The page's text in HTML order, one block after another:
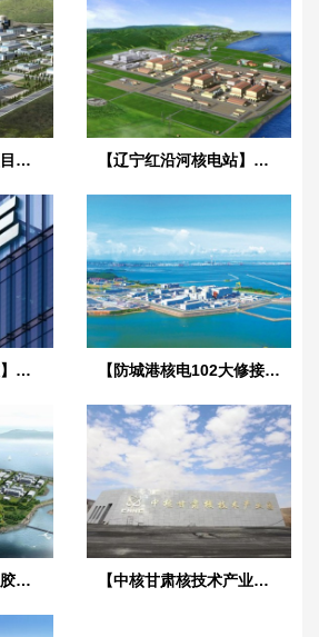
【海南昌江核电站项目】1、2号机通用机械橡胶接头合同 【辽宁红沿河核电站】可曲挠橡胶接头
【山东尚核电力科技】美标橡胶接头合同 【防城港核电102大修接头项目】橡胶接头合同
【宁德核电项目】橡胶接头合同 【中核甘肃核技术产业园】橡胶接头